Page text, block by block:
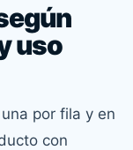
uso
por fila y en
con